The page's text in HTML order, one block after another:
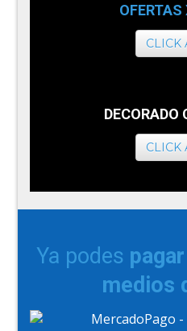
OFERTAS
CLICK
DECORADO
CLICK
Ya podes
medios